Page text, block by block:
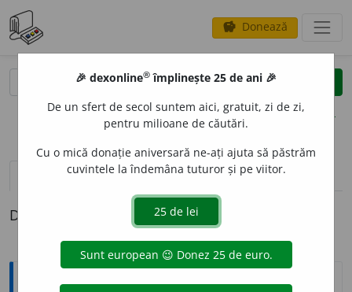
savings Donează
clear
opțiuni
definiții (1) pronunțievolume_up (50)
Definiția cu ID-ul 842026:
Explicative DEX
🎉 dexonline® împlinește 25 de ani 🎉
De un sfert de secol suntem aici, gratuit, zi de zi,
pentru milioane de căutări.
Cu o mică donație aniversară ne-ați ajuta să păstrăm
cuvintele la îndemâna tuturor și pe viitor.